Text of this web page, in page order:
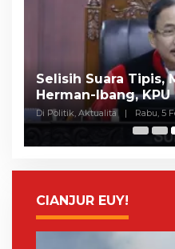
Selisih Suara Tipis,
Herman-Ibang,
Wahyu-Ramzi
Di Politik, Aktualita | Rabu, 5
CIANJUR EUY!